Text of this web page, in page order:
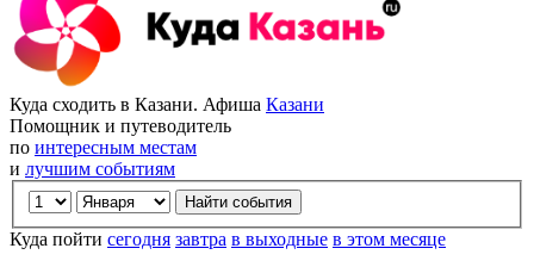
Куда сходить в Казани. Афиша Казани
Помощник и путеводитель
по интересным местам
и лучшим событиям
Куда пойти сегодня завтра в выходные в этом месяце